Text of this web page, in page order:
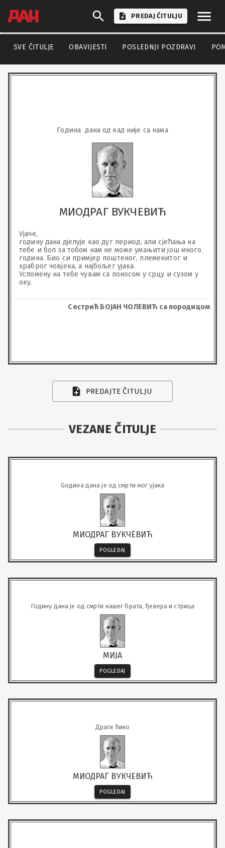
PREDAJ ČITULJU
SVE ČITULJE OBAVIJESTI POSLEDNJI POZDRAVI
Година  дана од кад није са нама
МИОДРАГ ВУКЧЕВИЋ
Ујаче,
годину дана дјелује као дуг период, али сјећања на
тебе и бол за тобом нам не може умањити још много
година. Био си примјер поштеног, племенитог и
храброг човјека, а најбољег ујака.
Успомену на тебе чувам са поносом у срцу и сузом у
оку.
Сестрић БОЈАН ЧОЛЕВИЋ са породицом
PREDAJTE ČITULJU
VEZANE ČITULJE
Gодина дана је од смрти мог ујака
МИОДРАГ ВУКЧЕВИЋ
POGLEDAJ
Годину дана је од смрти нашег брата, ђевера и стрица
МИЈА
POGLEDAJ
Драги ћико
МИОДРАГ ВУКЧЕВИЋ
POGLEDAJ